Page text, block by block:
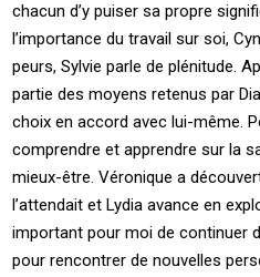
chacun d’y puiser sa propre
l’importance du travail sur soi,
peurs, Sylvie parle de plénitude.
partie des moyens retenus par
choix en accord avec lui-même.
comprendre et apprendre sur la
mieux-être. Véronique a
l’attendait et Lydia avance en
important pour moi de continuer
pour rencontrer de nouvelles